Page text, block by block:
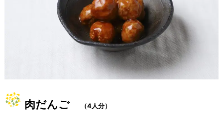
肉だんご （4人分）